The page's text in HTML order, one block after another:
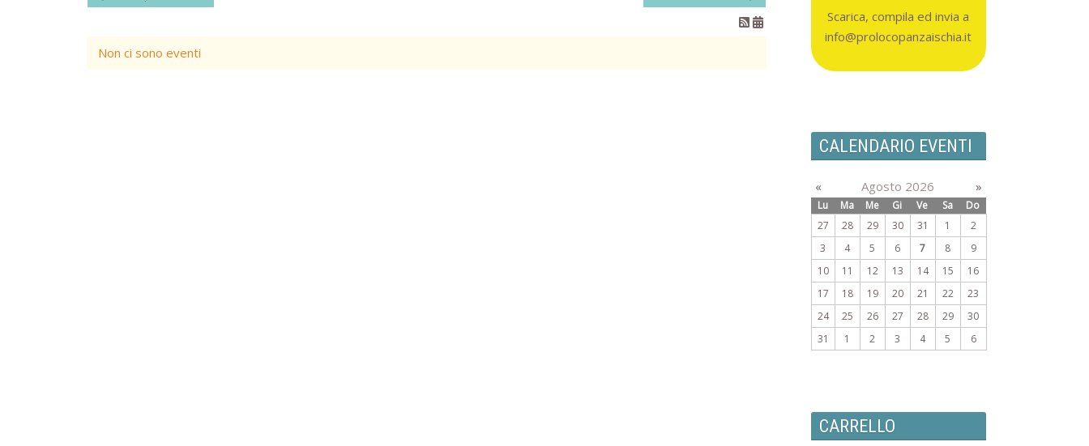
Non ci sono eventi
Scarica, compila ed invia a
info@prolocopanzaischia.it
CALENDARIO EVENTI
« Agosto 2026 »
Lu Ma Me Gi Ve Sa
Do
27
28 29 30 31 1
2
3
4 5 6 7 8
9
10
11 12 13 14 15
16
17
18 19 20 21 22
23
24
25 26 27 28 29
30
31
1 2 3 4 5 6
CARRELLO